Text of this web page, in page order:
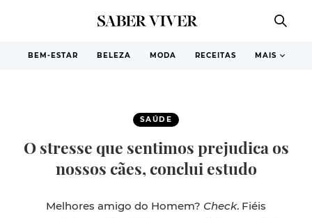
BEM-ESTAR BELEZA MODA RECEITAS MAIS
SAÚDE
O stresse que sentimos prejudica os
nossos cães, conclui estudo
Melhores amigo do Homem? Check. Fiéis